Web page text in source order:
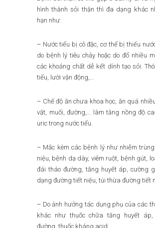
hình thành sỏi thận thì đa dạng khác
hạn như:
– Nước tiểu bị cô đặc, cơ thể bị thiếu
do bệnh lý tiêu chảy hoặc do đổ nhiều
các khoáng chất dễ kết dính tạo sỏi.
tiểu, lười vận động,…
– Chế độ ăn chưa khoa học, ăn quá
vật, muối, đường,… làm tăng nồng độ
uric trong nước tiểu.
– Mắc kèm các bệnh lý như nhiễm
niệu, bệnh dạ dày, viêm ruột, bệnh gút,
đái tháo đường, tăng huyết áp, cường
dạng đường tiết niệu, túi thừa đường tiết
– Do ảnh hưởng tác dụng phụ của các
khác như thuốc chữa tăng huyết áp,
đường, thuốc kháng acid,…